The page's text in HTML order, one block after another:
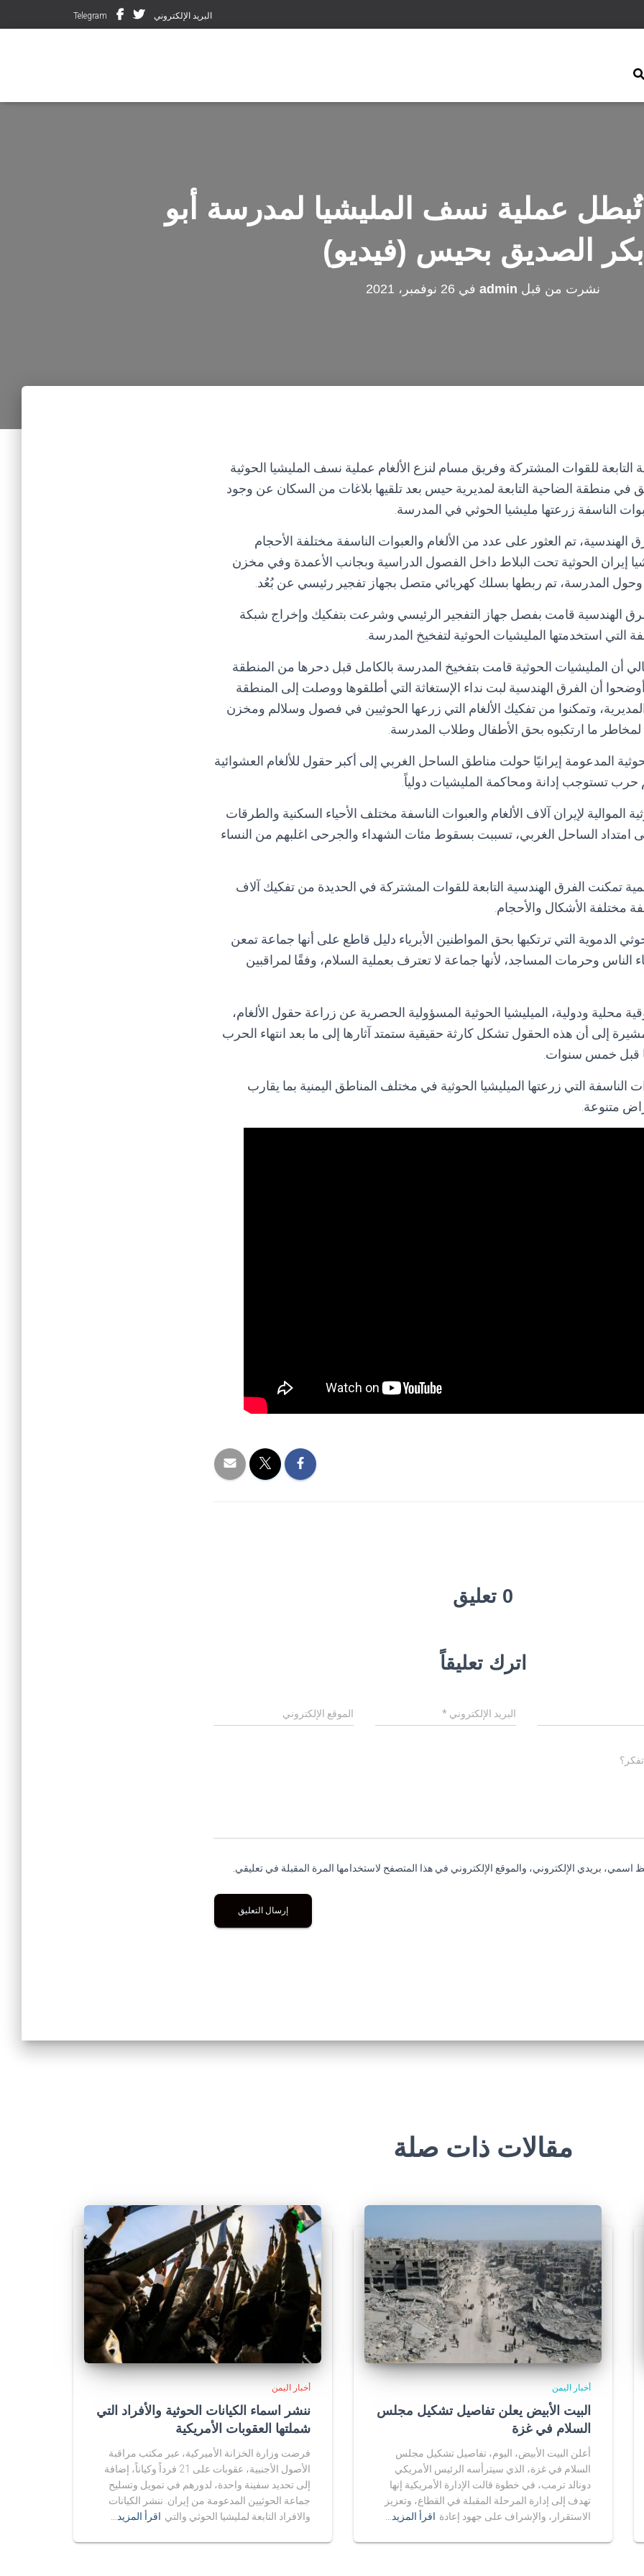
البريد الإلكتروني Telegram
عملية نسف المليشيا لمدرسة أبو
بكر الصديق بحيس (فيديو)
نشرت من قبل admin في 26 نوفمبر، 2021
التابعة للقوات المشتركة وفريق مسام لنزع الألغام عملية نسف المليشيا الحوثية
في منطقة الضاحية التابعة لمديرية حيس بعد تلقيها بلاغات من السكان عن وجود
الناسفة زرعتها مليشيا الحوثي في المدرسة.
تم العثور على عدد من الألغام والعبوات الناسفة مختلفة الأحجام
إيران الحوثية تحت البلاط داخل الفصول الدراسية وبجانب الأعمدة وفي مخزن
المدرسة، تم ربطها بسلك كهربائي متصل بجهاز تفجير رئيسي عن بُعُد.
الهندسية قامت بفصل جهاز التفجير الرئيسي وشرعت بتفكيك وإخراج شبكة
التي استخدمتها المليشيات الحوثية لتفخيخ المدرسة.
أن المليشيات الحوثية قامت بتفخيخ المدرسة بالكامل قبل دحرها من المنطقة
أن الفرق الهندسية لبت نداء الإستغاثة التي أطلقوها ووصلت إلى المنطقة
وتمكنوا من تفكيك الألغام التي زرعها الحوثيين في فصول وسلالم ومخزن
ما ارتكبوه بحق الأطفال وطلاب المدرسة.
المدعومة إيرانيًا حولت مناطق الساحل الغربي إلى أكبر حقول للألغام العشوائية
حرب تستوجب إدانة ومحاكمة المليشيات دولياً.
الموالية لإيران آلاف الألغام والعبوات الناسفة مختلف الأحياء السكنية والطرقات
امتداد الساحل الغربي، تسببت بسقوط مئات الشهداء والجرحى اغلبهم من النساء
تمكنت الفرق الهندسية التابعة للقوات المشتركة في الحديدة من تفكيك آلاف
مختلفة الأشكال والأحجام.
الدموية التي ترتكبها بحق المواطنين الأبرياء دليل قاطع على أنها جماعة تمعن
الناس وحرمات المساجد، لأنها جماعة لا تعترف بعملية السلام، وفقًا لمراقبين
ودولية، الميليشيا الحوثية المسؤولية الحصرية عن زراعة حقول الألغام،
إلى أن هذه الحقول تشكل كارثة حقيقية ستمتد آثارها إلى ما بعد انتهاء الحرب
قبل خمس سنوات.
الناسفة التي زرعتها الميليشيا الحوثية في مختلف المناطق اليمنية بما يقارب
متنوعة.
0 تعليق
اترك تعليقاً
البريد الإلكتروني * الموقع الإلكتروني
اسمي، بريدي الإلكتروني، والموقع الإلكتروني في هذا المتصفح لاستخدامها المرة المقبلة في تعليقي.
مقالات ذات صلة
أخبار اليمن
البيت الأبيض يعلن تفاصيل تشكيل مجلس
السلام في غزة
أعلن البيت الأبيض، اليوم، تفاصيل تشكيل مجلس
السلام في غزة، الذي سيترأسه الرئيس الأمريكي
دونالد ترمب، في خطوة قالت الإدارة الأمريكية إنها
تهدف إلى إدارة المرحلة المقبلة في القطاع، وتعزيز
الاستقرار، والإشراف على جهود إعادة اقرأ المزيد…
أخبار اليمن
ننشر اسماء الكيانات الحوثية والأفراد التي
شملتها العقوبات الأمريكية
فرضت وزارة الخزانة الأميركية، عبر مكتب مراقبة
الأصول الأجنبية، عقوبات على 21 فرداً وكياناً، إضافة
إلى تحديد سفينة واحدة، لدورهم في تمويل وتسليح
جماعة الحوثيين المدعومة من إيران. ننشر الكيانات
والافراد التابعة لمليشيا الحوثي والتي اقرأ المزيد…